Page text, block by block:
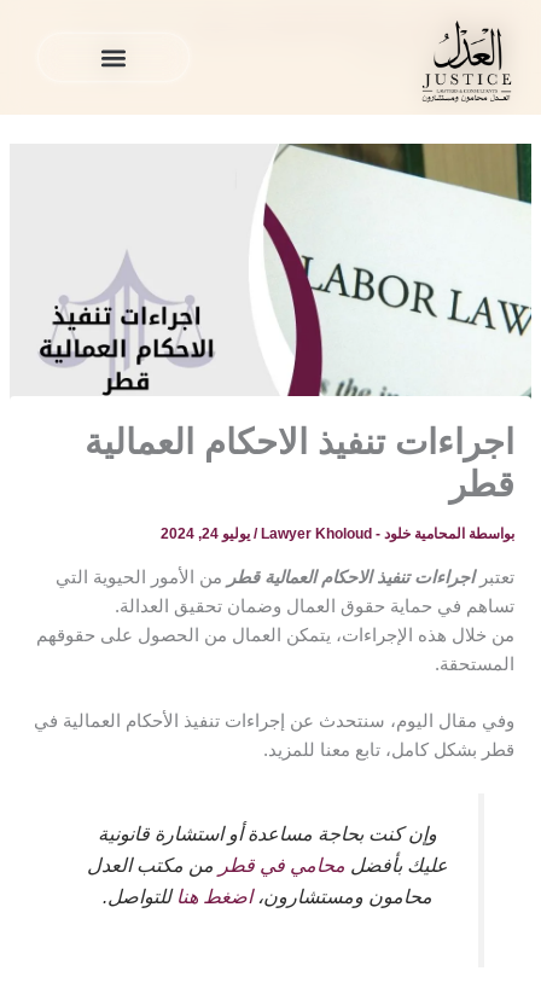
المحتوى
المدونة القانونية
الاحكام العمالية قطر
اجراءات تنفيذ الاحكام العمالية
قطر
بواسطة المحامية خلود - Lawyer Kholoud /يوليو 24, 2024
تعتبراجراءات تنفيذ الاحكام العمالية قطر
من الأمور الحيوية التي
تساهم في حماية حقوق العمال وضمان تحقيق العدالة.
من خلال هذه الإجراءات، يتمكن العمال من الحصول على حقوقهم
المستحقة.
وفي مقال اليوم، سنتحدث عن إجراءات تنفيذ الأحكام العمالية في
قطر بشكل كامل، تابع معنا للمزيد.
وإن كنت بحاجة مساعدة أو استشارة قانونية
عليك بأفضل محامي في قطر من مكتب العدل
محامون ومستشارون،اضغط هنا للتواصل.